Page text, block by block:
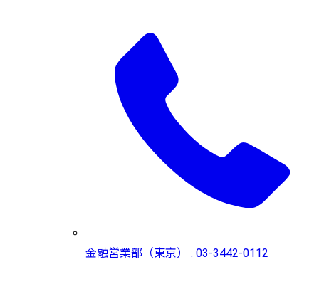
金融営業部（東京） : 03-3442-0112